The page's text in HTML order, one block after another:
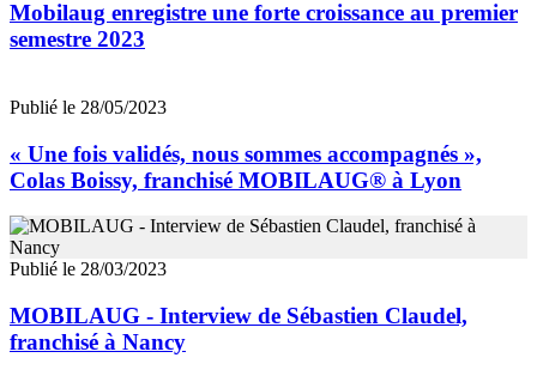
Mobilaug enregistre une forte croissance au premier
semestre 2023
Publié le 28/05/2023
« Une fois validés, nous sommes accompagnés »,
Colas Boissy, franchisé MOBILAUG® à Lyon
Publié le 28/03/2023
MOBILAUG - Interview de Sébastien Claudel,
franchisé à Nancy